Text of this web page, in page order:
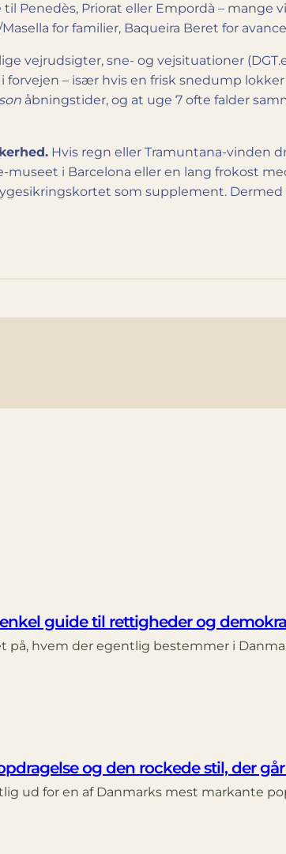
Penedès, Priorat eller Empordà – mange
for familier, Baqueira Beret for
vejrudsigter, sne- og vejsituationer
forvejen – især hvis en frisk snedump
åbningstider, og at uge 7 ofte falder
Hvis regn eller Tramuntana-vinden
museet i Barcelona eller en lang frokost
som supplement.
guide til rettigheder og
på, hvem der egentlig bestemmer i
og den rockede stil, der
ud for en af Danmarks mest markante